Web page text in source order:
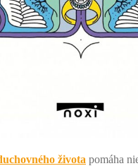
života pomáha